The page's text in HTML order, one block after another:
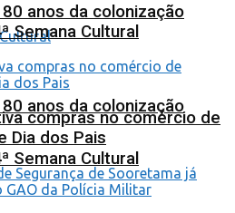
anos da colonização
Semana Cultural
anos da colonização
Semana Cultural
compras no comércio de
Dia dos Pais